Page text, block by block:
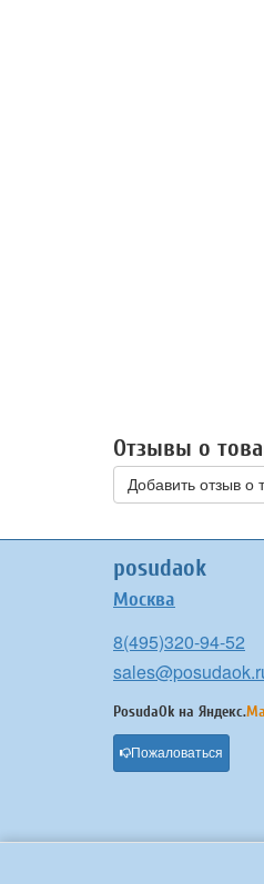
Отзывы о
Добавить отзыв о
posudaok
Москва
8(495)320-94-52
PosudaOk на Яндекс.
Пожаловаться